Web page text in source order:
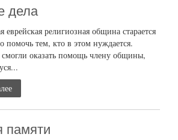
дела
еврейская религиозная община старается
помочь тем, кто в этом нуждается.
оказать помощь члену общины,
памяти